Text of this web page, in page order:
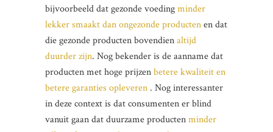
bijvoorbeeld dat gezonde voedingminder
lekker smaakt dan ongezonde productenen dat
die gezonde producten bovendienaltijd
duurder zijn. Nog bekender is de aanname dat
producten met hoge prijzenbetere kwaliteit en
betere garanties opleveren . Nog interessanter
in deze context is dat consumenten er blind
vanuit gaan dat duurzame productenminder